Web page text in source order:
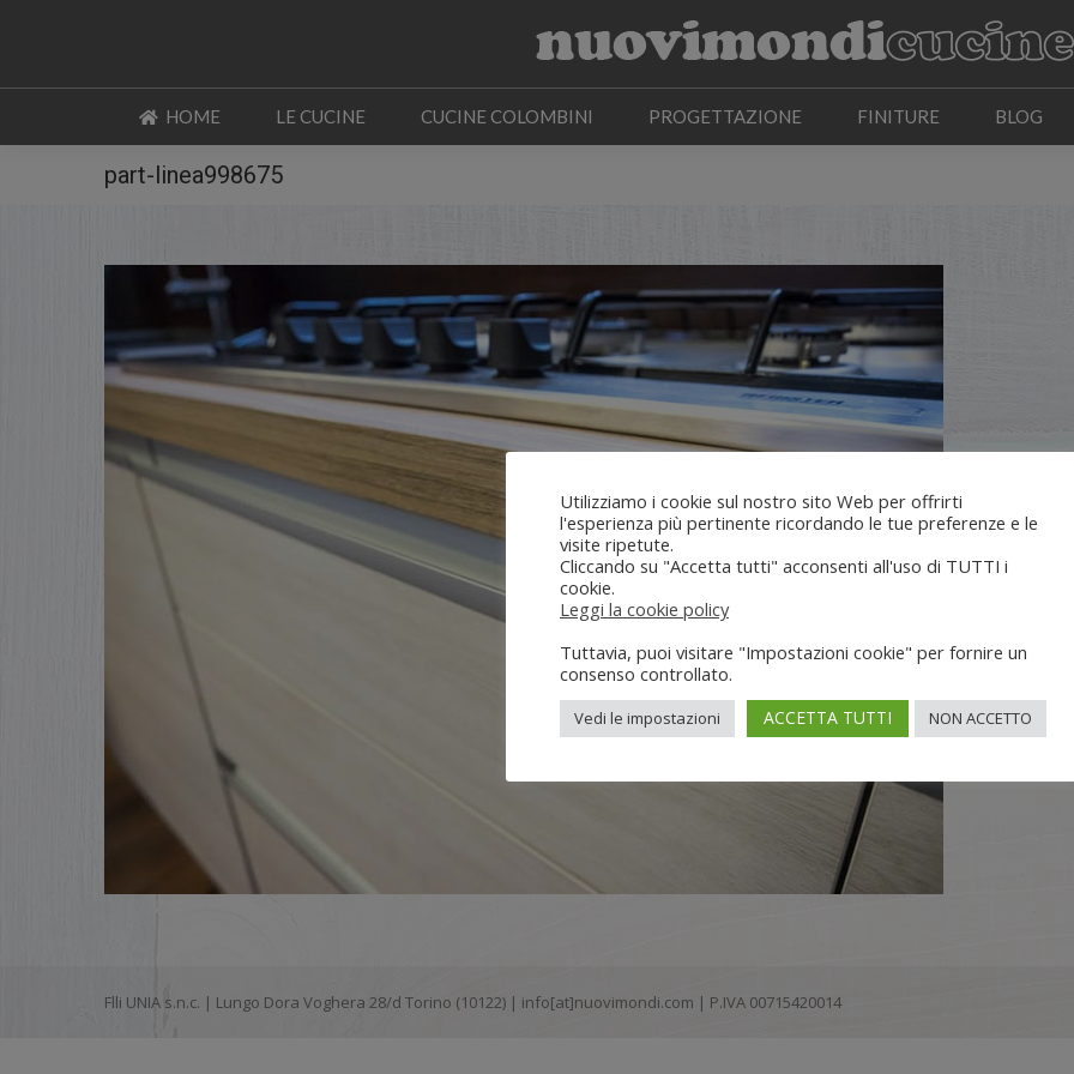
HOME LE CUCINE CUCINE COLOMBINI PROGETTAZIONE FINITURE BLOG
part-linea998675
Flli UNIA s.n.c. | Lungo Dora Voghera 28/d Torino (10122) | info[at]nuovimondi.com | P.IVA 00715420014
Utilizziamo i cookie sul nostro sito Web per offrirti
l'esperienza più pertinente ricordando le tue preferenze e le
visite ripetute.
Cliccando su "Accetta tutti" acconsenti all'uso di TUTTI i
cookie.
Leggi la cookie policy
Tuttavia, puoi visitare "Impostazioni cookie" per fornire un
consenso controllato.
Vedi le impostazioni ACCETTA TUTTI NON ACCETTO
CUCINE COLOMBINI PROGETTAZIONE FINITURE BLOG